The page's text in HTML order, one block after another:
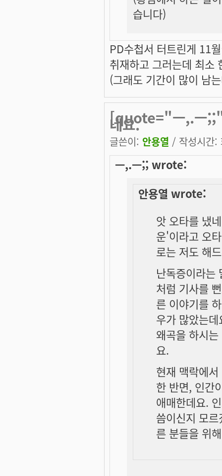
습니다)
PD수첩서 터트린게 11
취재하고 그러는데 최소
(그래도 기간이 많이 남
[quote="ㅡ,.ㅡ
네요.
글쓴이: 안용열 / 작성시간
ㅡ,.ㅡ;; wrote:
안용열 wrote:
앗 오타를 냈
운'이라고 오
로는 저도 해
난독증이라는
처럼 기사를
른 이야기를
우가 많았는
왜곡을 하시
요.
현재 맥락에
한 반면, 인간
애매한데요.
씀이신지 모
른 분들을 위